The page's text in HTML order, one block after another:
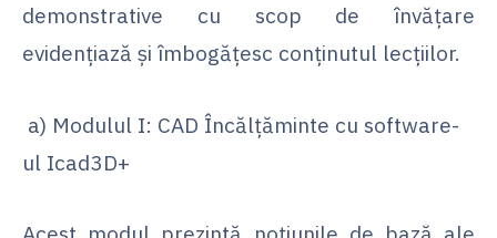
demonstrative cu scop de învățare
evidențiază și îmbogățesc conținutul lecțiilor.
a) Modulul I: CAD Încălțăminte cu software-
ul Icad3D+